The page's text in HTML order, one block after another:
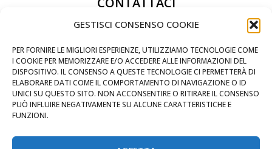
GESTISCI CONSENSO COOKIE
PER FORNIRE LE MIGLIORI ESPERIENZE, UTILIZZIAMO TECNOLOGIE COME
I COOKIE PER MEMORIZZARE E/O ACCEDERE ALLE INFORMAZIONI DEL
DISPOSITIVO. IL CONSENSO A QUESTE TECNOLOGIE CI PERMETTERÀ DI
ELABORARE DATI COME IL COMPORTAMENTO DI NAVIGAZIONE O ID
UNICI SU QUESTO SITO. NON ACCONSENTIRE O RITIRARE IL CONSENSO
PUÒ INFLUIRE NEGATIVAMENTE SU ALCUNE CARATTERISTICHE E
FUNZIONI.
349 3863811
chiavicodificate@gmail.com
Privacy Policy
Cookie Policy